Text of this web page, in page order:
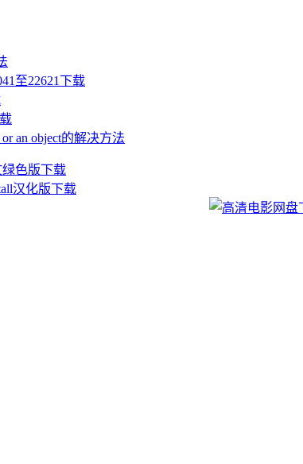
至22621下载
or an object的解决方法
绿色版下载
汉化版下载